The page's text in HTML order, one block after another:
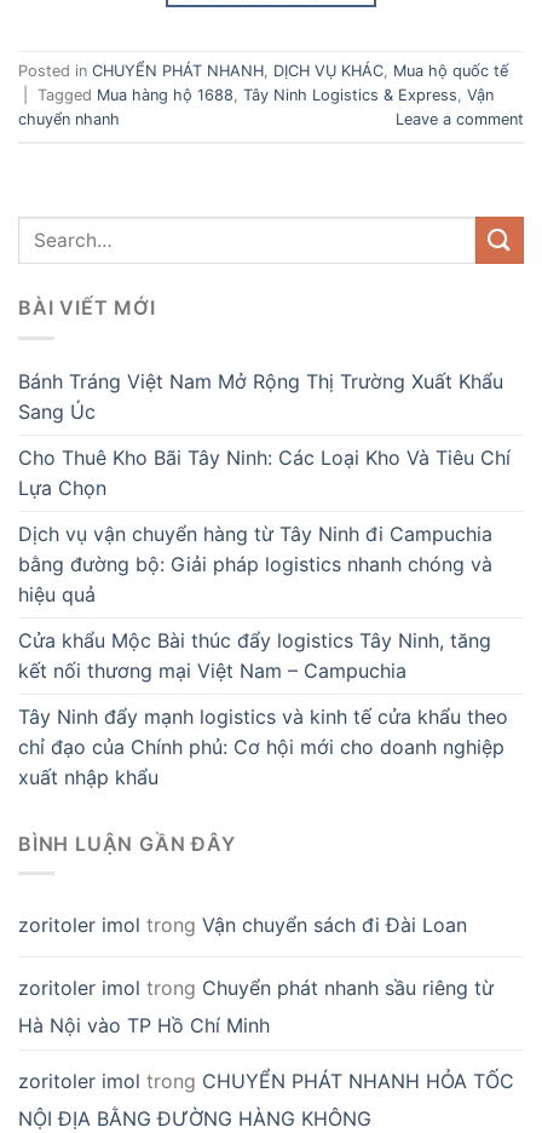
Posted in CHUYỂN PHÁT NHANH, DỊCH VỤ KHÁC, Mua hộ quốc tế
Tagged Mua hàng hộ 1688, Tây Ninh Logistics & Express, Vận
chuyển nhanh
Leave a comment
BÀI VIẾT MỚI
Bánh Tráng Việt Nam Mở Rộng Thị Trường Xuất Khẩu
Sang Úc
Cho Thuê Kho Bãi Tây Ninh: Các Loại Kho Và Tiêu Chí
Lựa Chọn
Dịch vụ vận chuyển hàng từ Tây Ninh đi Campuchia
bằng đường bộ: Giải pháp logistics nhanh chóng và
hiệu quả
Cửa khẩu Mộc Bài thúc đẩy logistics Tây Ninh, tăng
kết nối thương mại Việt Nam – Campuchia
Tây Ninh đẩy mạnh logistics và kinh tế cửa khẩu theo
chỉ đạo của Chính phủ: Cơ hội mới cho doanh nghiệp
xuất nhập khẩu
BÌNH LUẬN GẦN ĐÂY
zoritoler imol trong Vận chuyển sách đi Đài Loan
zoritoler imol trong Chuyển phát nhanh sầu riêng từ
Hà Nội vào TP Hồ Chí Minh
zoritoler imol trong CHUYỂN PHÁT NHANH HỎA TỐC
NỘI ĐỊA BẰNG ĐƯỜNG HÀNG KHÔNG